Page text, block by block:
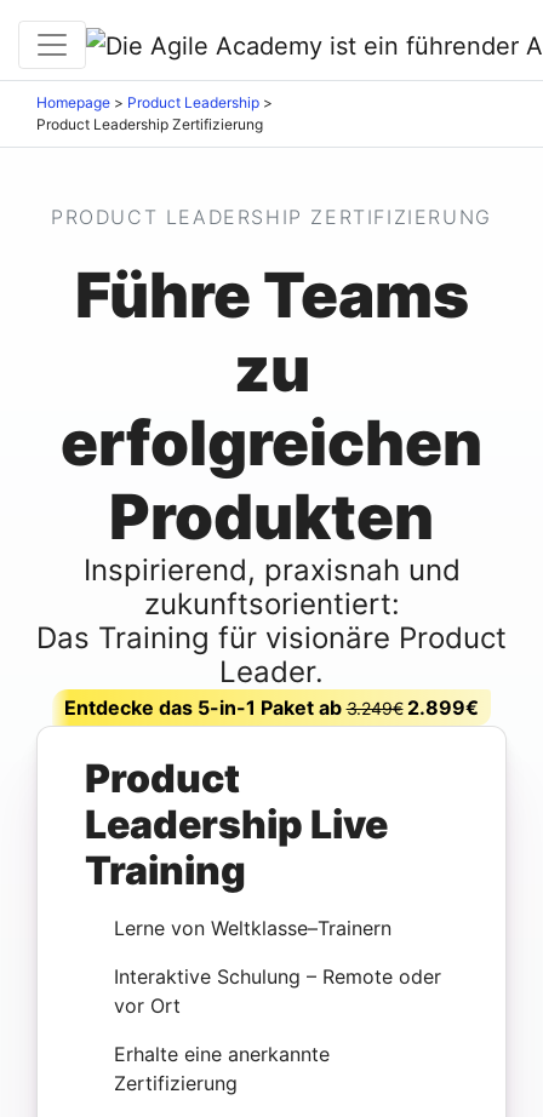
Homepage > Product Leadership >
Product Leadership Zertifizierung
PRODUCT LEADERSHIP ZERTIFIZIERUNG
Führe Teams
zu
erfolgreichen
Produkten
Inspirierend, praxisnah und
zukunftsorientiert:
Das Training für visionäre Product
Leader.
Entdecke das 5-in-1 Paket ab3.249€2.899€
Product
Leadership Live
Training
Lerne von Weltklasse–Trainern
Interaktive Schulung – Remote oder
vor Ort
Erhalte eine anerkannte
Zertifizierung